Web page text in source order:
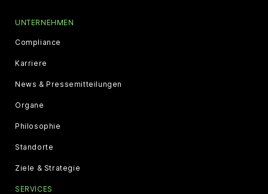
UNTERNEHMEN
Compliance
Karriere
News & Pressemitteilungen
Organe
Philosophie
Standorte
Ziele & Strategie
SERVICES